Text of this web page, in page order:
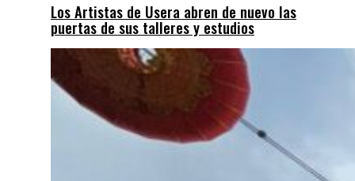
Los Artistas de Usera abren de nuevo las
puertas de sus talleres y estudios